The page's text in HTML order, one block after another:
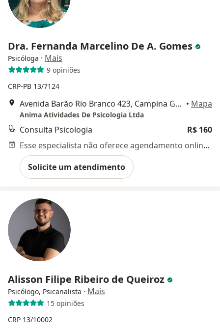
Dra. Fernanda Marcelino De A. Gomes
Psicóloga · Mais
9 opiniões
CRP-PB 13/7124
Avenida Barão Rio Branco 423, Campina Grande • Mapa
Anima Atividades De Psicologia Ltda
Consulta Psicologia
R$ 160
Esse especialista não oferece agendamento online para esse endereço.
Solicite um atendimento
Alisson Filipe Ribeiro de Queiroz
Psicólogo, Psicanalista · Mais
15 opiniões
CRP 13/10002